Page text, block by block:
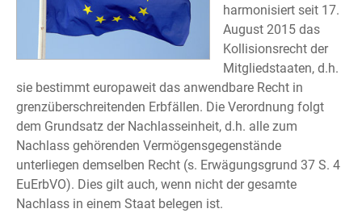
harmonisiert seit 17.
August 2015 das
Kollisionsrecht der
Mitgliedstaaten, d.h.
sie bestimmt europaweit das anwendbare Recht in
grenzüberschreitenden Erbfällen. Die Verordnung folgt
dem Grundsatz der Nachlasseinheit, d.h. alle zum
Nachlass gehörenden Vermögensgegenstände
unterliegen demselben Recht (s. Erwägungsgrund 37 S. 4
EuErbVO). Dies gilt auch, wenn nicht der gesamte
Nachlass in einem Staat belegen ist.